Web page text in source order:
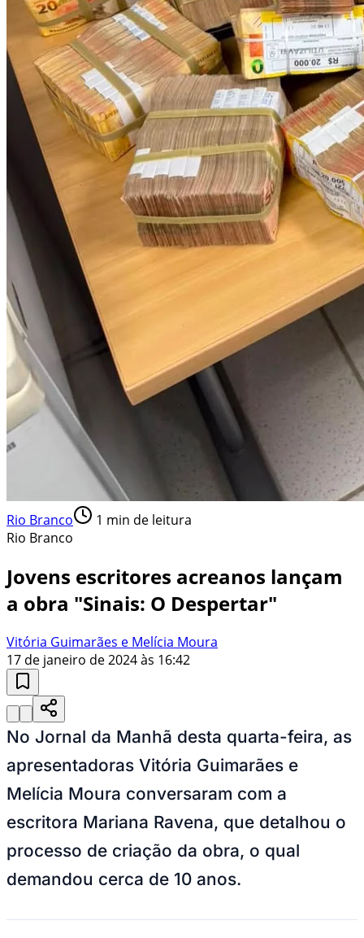
Rio Branco 1 min de leitura
Rio Branco
Jovens escritores acreanos lançam
a obra "Sinais: O Despertar"
Vitória Guimarães e Melícia Moura
17 de janeiro de 2024 às 16:42
No Jornal da Manhã desta quarta-feira, as
apresentadoras Vitória Guimarães e
Melícia Moura conversaram com a
escritora Mariana Ravena, que detalhou o
processo de criação da obra, o qual
demandou cerca de 10 anos.